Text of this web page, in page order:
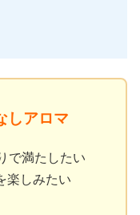
しアロマ
で満たしたい
楽しみたい